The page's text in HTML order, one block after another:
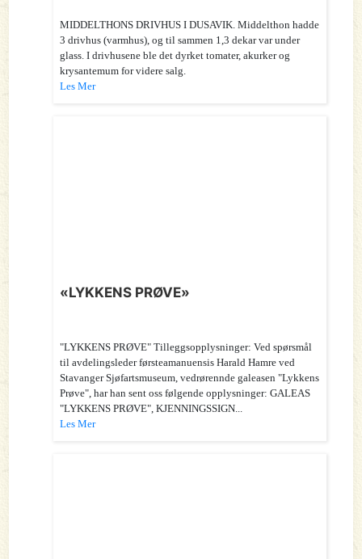
MIDDELTHONS DRIVHUS I DUSAVIK. Middelthon hadde
3 drivhus (varmhus), og til sammen 1,3 dekar var under
glass. I drivhusene ble det dyrket tomater, akurker og
krysantemum for videre salg.
Les Mer
«LYKKENS PRØVE»
"LYKKENS PRØVE" Tilleggsopplysninger: Ved spørsmål
til avdelingsleder førsteamanuensis Harald Hamre ved
Stavanger Sjøfartsmuseum, vedrørennde galeasen "Lykkens
Prøve", har han sent oss følgende opplysninger: GALEAS
"LYKKENS PRØVE", KJENNINGSSIGN...
Les Mer